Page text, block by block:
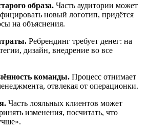
образа. Часть аудитории может
новый логотип, придётся
на объяснения.
Ребрендинг требует денег: на
дизайн, внедрение во все
команды. Процесс отнимает
отвлекая от операционки.
Часть лояльных клиентов может
изменения, посчитать, что